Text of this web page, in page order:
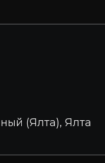
(Ялта), Ялта